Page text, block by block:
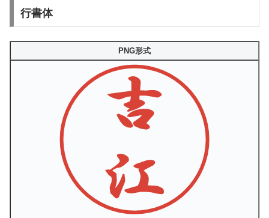
行書体
PNG形式